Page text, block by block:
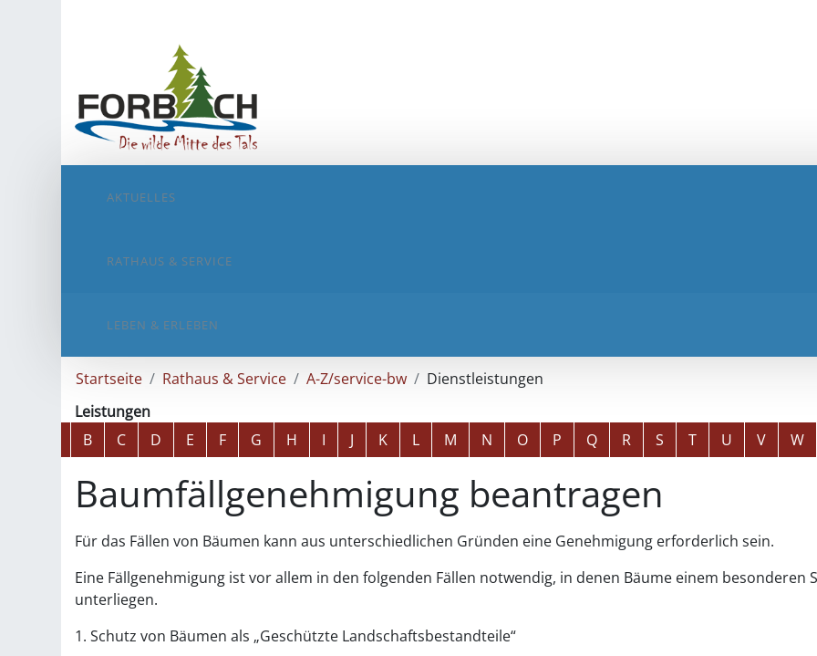
AKTUELLES
RATHAUS & SERVICE
LEBEN & ERLEBEN
Startseite Rathaus & Service A-Z/service-bw
Dienstleistungen
Leistungen
Alphabetisches Register überspringen
B C D E F G H I J K L M N O P Q R S T U V W
Baumfällgenehmigung beantragen
Für das Fällen von Bäumen kann aus unterschiedlichen Gründen eine Genehmigung erforderlich sein.
Eine Fällgenehmigung ist vor allem in den folgenden Fällen notwendig, in denen Bäume einem besonderen
unterliegen.
1. Schutz von Bäumen als „Geschützte Landschaftsbestandteile“